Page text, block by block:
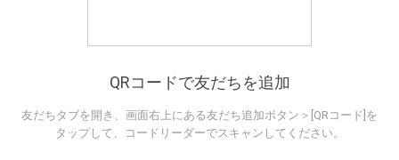
QRコードで友だちを追加
友だちタブを開き、画面右上にある友だち追加ボタン＞[QRコード]を
タップして、コードリーダーでスキャンしてください。